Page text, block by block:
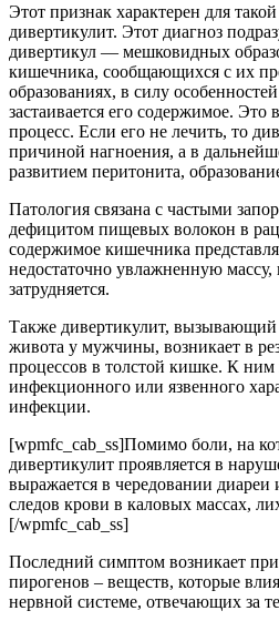
Этот признак характерен для
дивертикулит. Этот диагноз
дивертикул — мешковидных
кишечника, сообщающихся с их
образованиях, в силу
застаивается его содержимое.
процесс. Если его не лечить, то
причиной нагноения, а в
развитием перитонита,
Патология связана с частыми
дефицитом пищевых волокон в
содержимое кишечника
недостаточно увлажненную массу,
затрудняется.
Также дивертикулит, вызывающий
живота у мужчины, возникает в
процессов в толстой кишке. К
инфекционного или язвенного
инфекции.
[wpmfc_cab_ss]Помимо боли, на
дивертикулит проявляется в
выражается в чередовании диареи
следов крови в каловых массах,
[/wpmfc_cab_ss]
Последний симптом возникает
пирогенов – веществ, которые
нервной системе, отвечающих за